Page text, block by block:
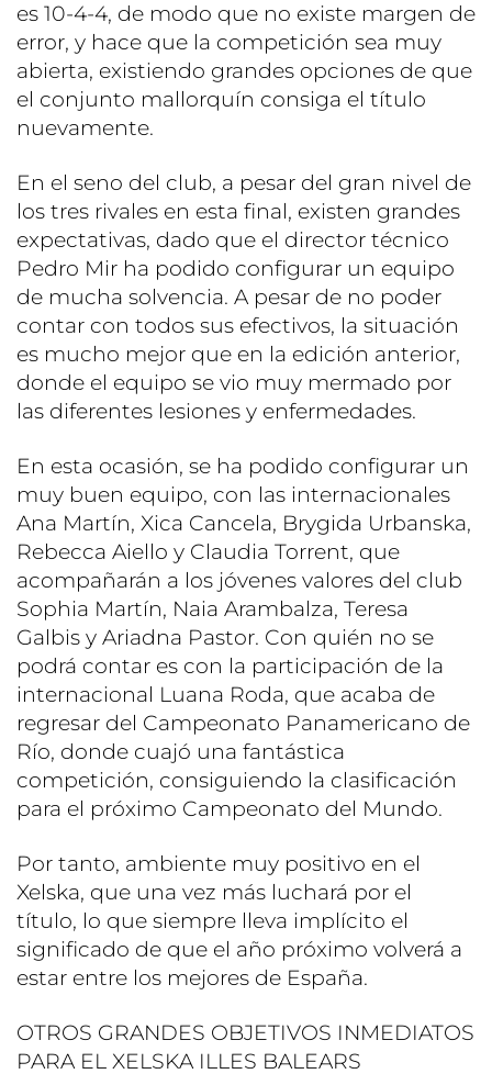
es 10-4-4, de modo que no existe margen de
error, y hace que la competición sea muy
abierta, existiendo grandes opciones de que
el conjunto mallorquín consiga el título
nuevamente.
En el seno del club, a pesar del gran nivel de
los tres rivales en esta final, existen grandes
expectativas, dado que el director técnico
Pedro Mir ha podido configurar un equipo
de mucha solvencia. A pesar de no poder
contar con todos sus efectivos, la situación
es mucho mejor que en la edición anterior,
donde el equipo se vio muy mermado por
las diferentes lesiones y enfermedades.
En esta ocasión, se ha podido configurar un
muy buen equipo, con las internacionales
Ana Martín, Xica Cancela, Brygida Urbanska,
Rebecca Aiello y Claudia Torrent, que
acompañarán a los jóvenes valores del club
Sophia Martín, Naia Arambalza, Teresa
Galbis y Ariadna Pastor. Con quién no se
podrá contar es con la participación de la
internacional Luana Roda, que acaba de
regresar del Campeonato Panamericano de
Río, donde cuajó una fantástica
competición, consiguiendo la clasificación
para el próximo Campeonato del Mundo.
Por tanto, ambiente muy positivo en el
Xelska, que una vez más luchará por el
título, lo que siempre lleva implícito el
significado de que el año próximo volverá a
estar entre los mejores de España.
OTROS GRANDES OBJETIVOS INMEDIATOS
PARA EL XELSKA ILLES BALEARS